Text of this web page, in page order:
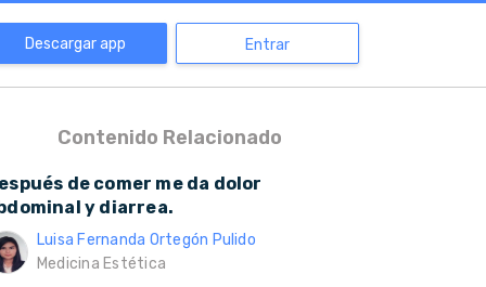
Descargar app Entrar
Contenido Relacionado
de comer me da dolor
y diarrea.
Luisa Fernanda Ortegón Pulido
Medicina Estética